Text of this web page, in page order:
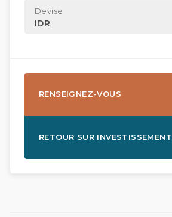
Devise
IDR
RENSEIGNEZ-VOUS
RETOUR SUR INVESTISSEMENT